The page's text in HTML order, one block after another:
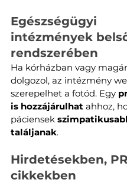
Egészségügyi
intézmények
rendszerében
Ha kórházban vagy
dolgozol, az intézmény
szerepelhet a fotód. Egy
is hozzájárulhat ahhoz,
páciensek
találjanak.
Hirdetésekben,
cikkekben